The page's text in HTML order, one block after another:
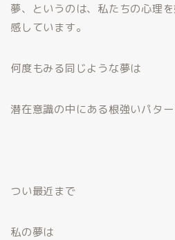
夢、というのは、私たちの心理
感しています。
何度もみる同じような夢は
潜在意識の中にある根強いパター
つい最近まで
私の夢は